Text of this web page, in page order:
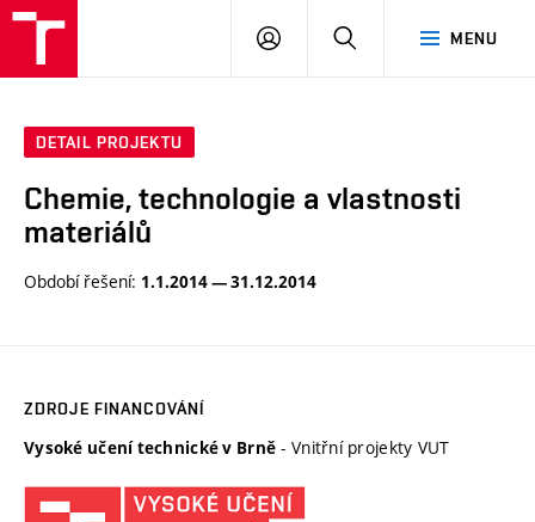
MENU
PŘIHLÁSIT
DETAIL PROJEKTU
Chemie, technologie a vlastnosti
materiálů
Období řešení: 1.1.2014 — 31.12.2014
ZDROJE FINANCOVÁNÍ
Vysoké učení technické v Brně - Vnitřní projekty VUT